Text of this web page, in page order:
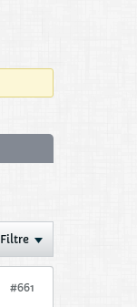
Filtre
#661